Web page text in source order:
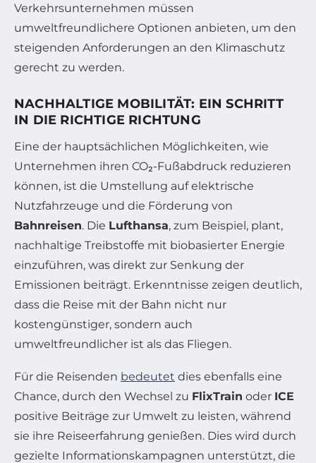
Verkehrsunternehmen müssen
umweltfreundlichere Optionen anbieten, um den
steigenden Anforderungen an den Klimaschutz
gerecht zu werden.
NACHHALTIGE MOBILITÄT: EIN SCHRITT
IN DIE RICHTIGE RICHTUNG
Eine der hauptsächlichen Möglichkeiten, wie
Unternehmen ihren CO₂-Fußabdruck reduzieren
können, ist die Umstellung auf elektrische
Nutzfahrzeuge und die Förderung von
Bahnreisen. Die Lufthansa, zum Beispiel, plant,
nachhaltige Treibstoffe mit biobasierter Energie
einzuführen, was direkt zur Senkung der
Emissionen beiträgt. Erkenntnisse zeigen deutlich,
dass die Reise mit der Bahn nicht nur
kostengünstiger, sondern auch
umweltfreundlicher ist als das Fliegen.
Für die Reisenden bedeutet dies ebenfalls eine
Chance, durch den Wechsel zu FlixTrain oder ICE
positive Beiträge zur Umwelt zu leisten, während
sie ihre Reiseerfahrung genießen. Dies wird durch
gezielte Informationskampagnen unterstützt, die